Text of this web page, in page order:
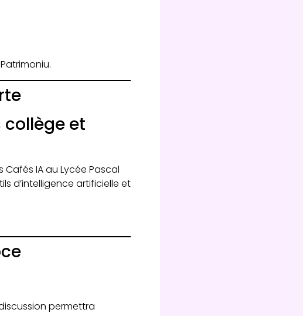
collège et
Cafés IA au Lycée Pascal
d’intelligence artificielle et
permettra